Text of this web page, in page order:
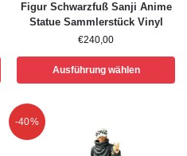
Figur Schwarzfuß Sanji Anime
Statue Sammlerstück Vinyl
€240,00
Ausführung wählen
-40%